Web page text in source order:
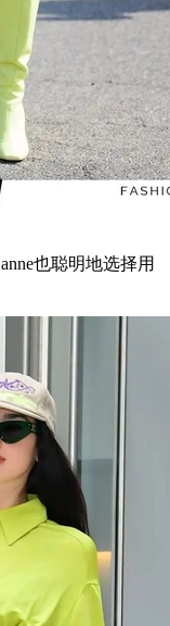
也聪明地选择用